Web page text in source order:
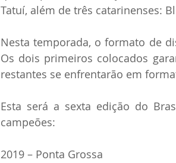
Tatuí, além de três catarinenses:
Nesta temporada, o formato de
Os dois primeiros colocados
restantes se enfrentarão em
Esta será a sexta edição do
campeões:
2019 – Ponta Grossa